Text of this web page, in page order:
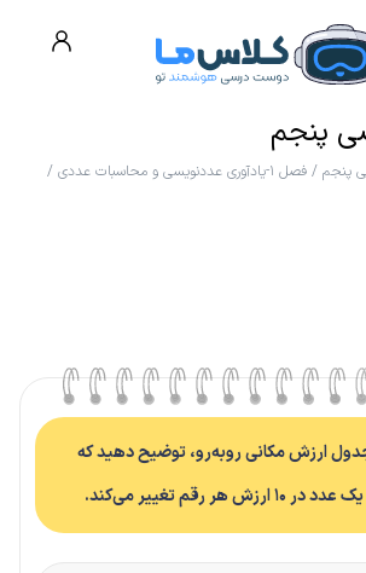
پنجم / فصل ۱-یادآوری عددنویسی و محاسبات عددی
/
جدول ارزش مکانی روبه‌رو، توضیح دهید که
هر رقم تغییر می‌کند.